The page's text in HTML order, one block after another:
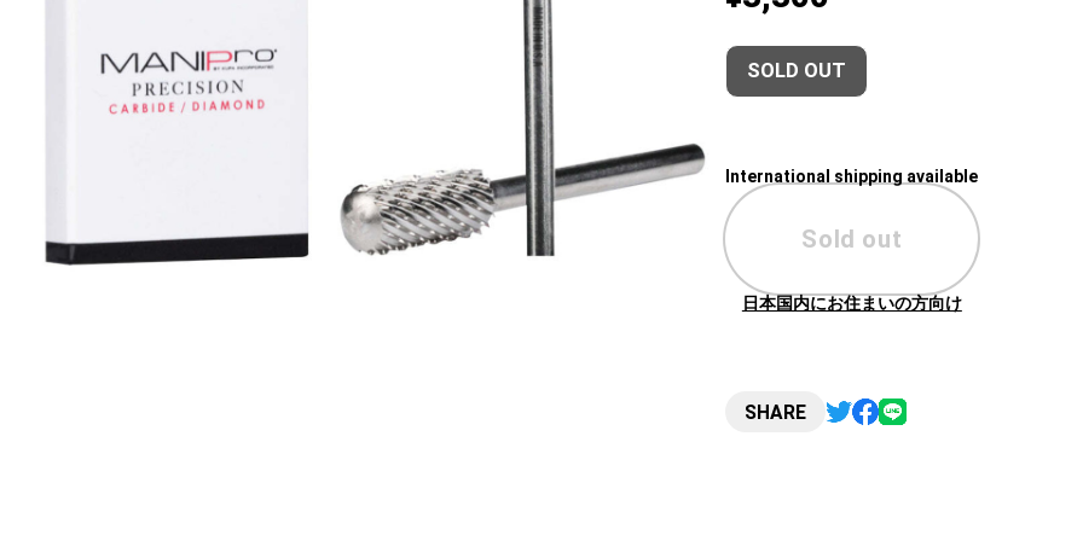
SOLD OUT
International shipping available
Sold out
日本国内にお住まいの方向け
SHARE